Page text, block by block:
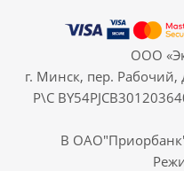
ООО
г. Минск, пер.
Р\С
В